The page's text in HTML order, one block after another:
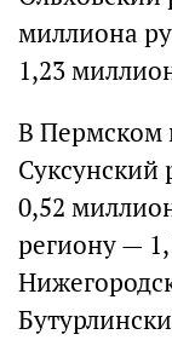
миллиона
1,23
В Пермском
Суксунский
0,52
региону —